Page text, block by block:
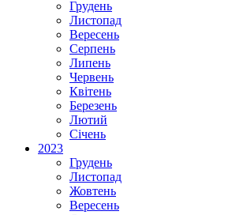
Грудень
Листопад
Вересень
Серпень
Липень
Червень
Квітень
Березень
Лютий
Січень
2023
Грудень
Листопад
Жовтень
Вересень